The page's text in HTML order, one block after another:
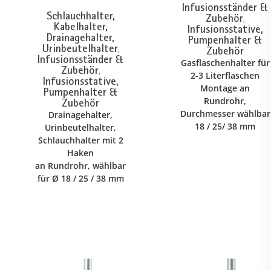
Schlauchhalter,
Kabelhalter,
Drainagehalter,
Urinbeutelhalter,
Infusionsständer &
Zubehör,
Infusionsstative,
Pumpenhalter &
Zubehör
Drainagehalter,
Urinbeutelhalter,
Schlauchhalter mit 2
Haken
an Rundrohr, wählbar
für Ø 18 / 25 / 38 mm
Infusionsständer &
Zubehör,
Infusionsstative,
Pumpenhalter &
Zubehör
Gasflaschenhalter für
2-3 Literflaschen
Montage an
Rundrohr,
Durchmesser wählbar
18 / 25/ 38 mm